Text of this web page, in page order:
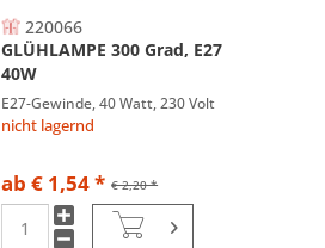
220066
GLÜHLAMPE 300 Grad, E27
40W
E27-Gewinde, 40 Watt, 230 Volt
nicht lagernd
€ 2,20 *
ab € 1,54 *